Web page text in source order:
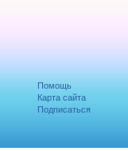
Помощь
Карта сайта
Подписаться